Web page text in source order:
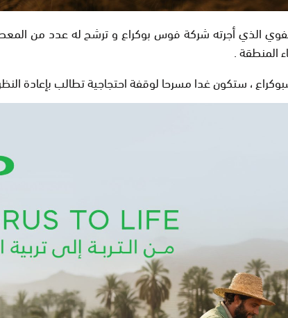
الذي أجرته شركة فوس بوكراع و ترشح له عدد من
المنطقة .
، ستكون غدا مسرحا لوقفة احتجاجية تطالب بإعادة